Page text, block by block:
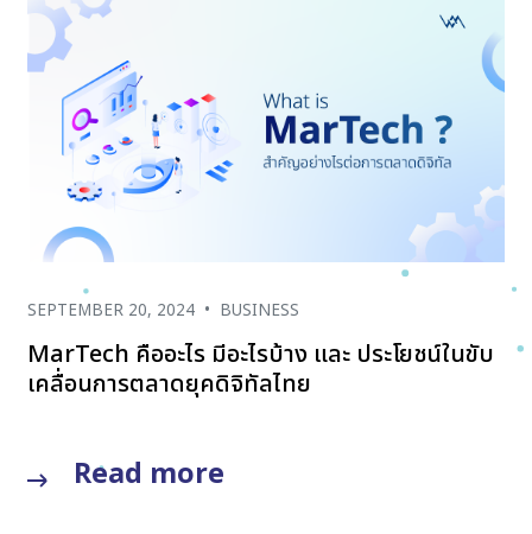
SEPTEMBER 20, 2024 • BUSINESS
MarTech คืออะไร มีอะไรบ้าง และ ประโยชน์ในขับ
เคลื่อนการตลาดยุคดิจิทัลไทย
Read more